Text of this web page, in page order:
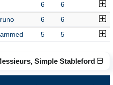
6 6
6 6
5 5
Simple Stableford